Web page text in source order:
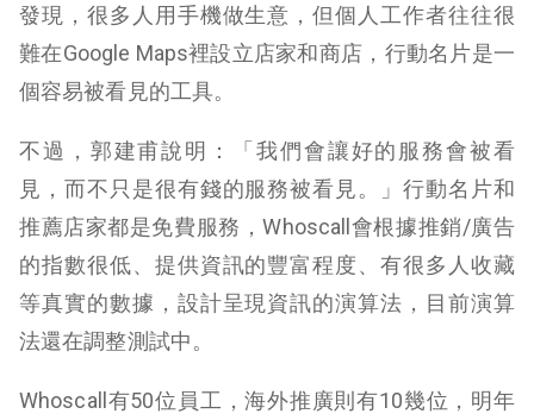
發現，很多人用手機做生意，但個人工作者往往很
難在Google Maps裡設立店家和商店，行動名片是一
個容易被看見的工具。
不過，郭建甫說明：「我們會讓好的服務會被看
見，而不只是很有錢的服務被看見。」行動名片和
推薦店家都是免費服務，Whoscall會根據推銷/廣告
的指數很低、提供資訊的豐富程度、有很多人收藏
等真實的數據，設計呈現資訊的演算法，目前演算
法還在調整測試中。
Whoscall有50位員工，海外推廣則有10幾位，明年